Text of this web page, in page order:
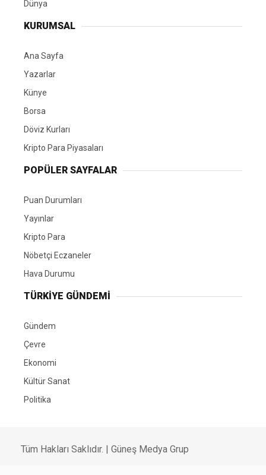
Dünya
KURUMSAL
Ana Sayfa
Yazarlar
Künye
Borsa
Döviz Kurları
Kripto Para Piyasaları
POPÜLER SAYFALAR
Puan Durumları
Yayınlar
Kripto Para
Nöbetçi Eczaneler
Hava Durumu
TÜRKIYE GÜNDEMI
Gündem
Çevre
Ekonomi
Kültür Sanat
Politika
Tüm Hakları Saklıdır. | Güneş Medya Grup